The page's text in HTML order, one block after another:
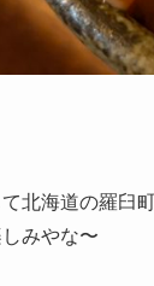
北海道の羅臼
みやな〜